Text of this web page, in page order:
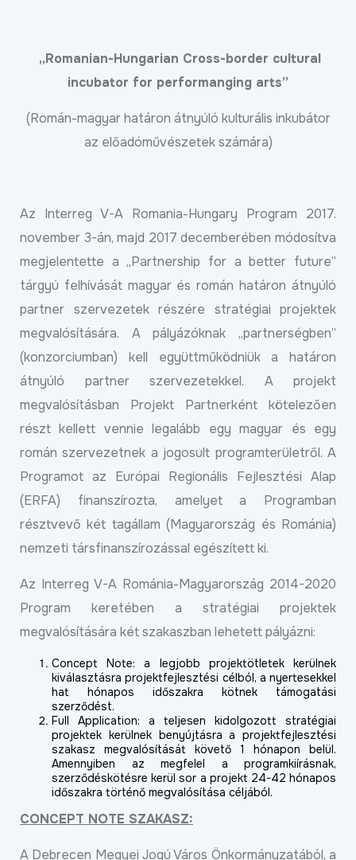
„Romanian-Hungarian Cross-border cultural
incubator for performanging arts”
(Román-magyar határon átnyúló kulturális inkubátor
az előadóművészetek számára)
Az Interreg V-A Romania-Hungary Program 2017.
november 3-án, majd 2017 decemberében módosítva
megjelentette a „Partnership for a better future”
tárgyú felhívását magyar és román határon átnyúló
partner szervezetek részére stratégiai projektek
megvalósítására. A pályázóknak „partnerségben”
(konzorciumban) kell együttműködniük a határon
átnyúló partner szervezetekkel. A projekt
megvalósításban Projekt Partnerként kötelezően
részt kellett vennie legalább egy magyar és egy
román szervezetnek a jogosult programterületről. A
Programot az Európai Regionális Fejlesztési Alap
(ERFA) finanszírozta, amelyet a Programban
résztvevő két tagállam (Magyarország és Románia)
nemzeti társfinanszírozással egészített ki.
Az Interreg V-A Románia-Magyarország 2014-2020
Program keretében a stratégiai projektek
megvalósítására két szakaszban lehetett pályázni:
Concept Note: a legjobb projektötletek kerülnek
kiválasztásra projektfejlesztési célból, a nyertesekkel
hat hónapos időszakra kötnek támogatási
szerződést.
Full Application: a teljesen kidolgozott stratégiai
projektek kerülnek benyújtásra a projektfejlesztési
szakasz megvalósítását követő 1 hónapon belül.
Amennyiben az megfelel a programkiírásnak,
szerződéskötésre kerül sor a projekt 24-42 hónapos
időszakra történő megvalósítása céljából.
CONCEPT NOTE SZAKASZ:
A Debrecen Megyei Jogú Város Önkormányzatából, a